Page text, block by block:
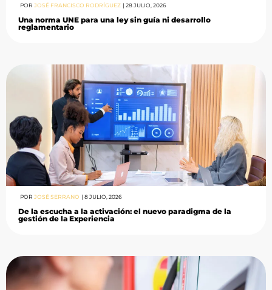
POR JOSÉ FRANCISCO RODRÍGUEZ | 28 JULIO, 2026
Una norma UNE para una ley sin guía ni desarrollo
reglamentario
POR JOSÉ SERRANO | 8 JULIO, 2026
De la escucha a la activación: el nuevo paradigma de la
gestión de la Experiencia